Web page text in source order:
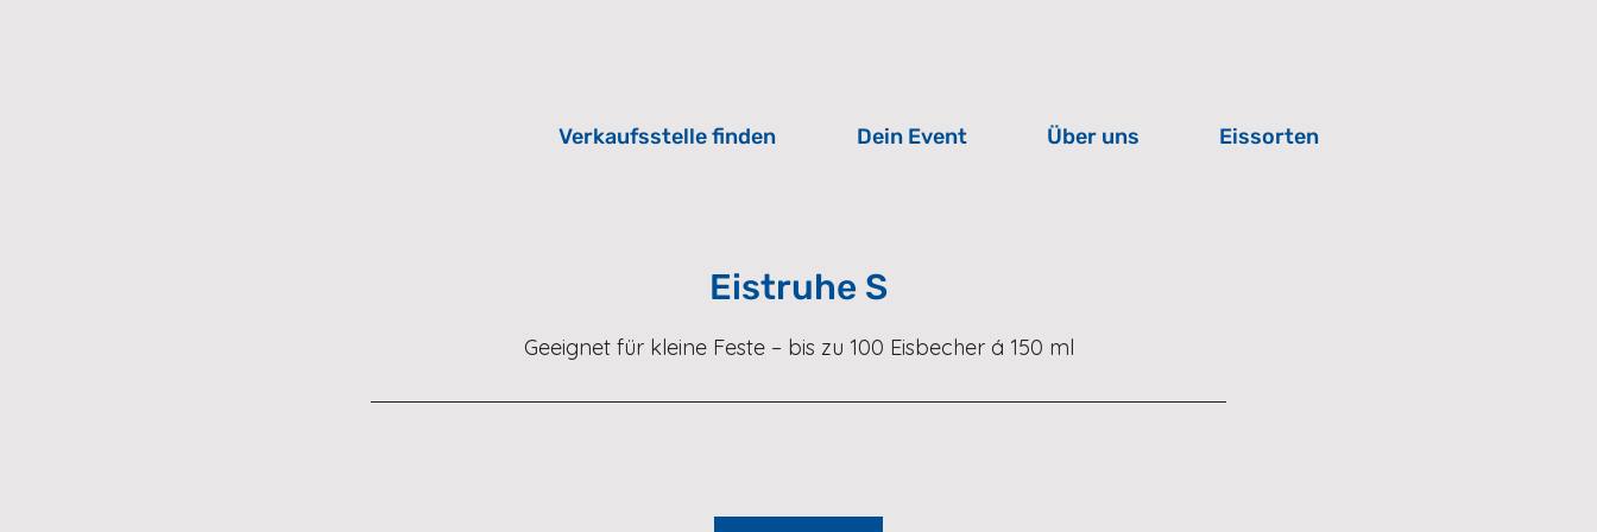
Verkaufsstelle finden Dein Event Über uns Eissorten
Eistruhe S
Geeignet für kleine Feste – bis zu 100 Eisbecher á 150 ml